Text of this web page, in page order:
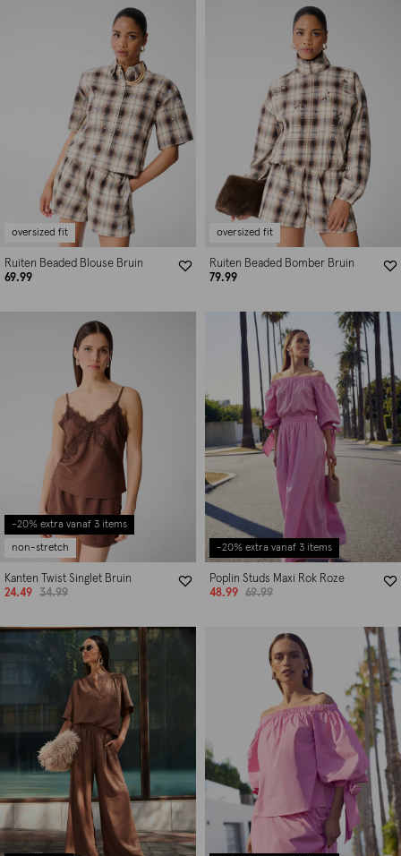
oversized fit
Ruiten Beaded Blouse Bruin
69.99
oversized fit
Ruiten Beaded Bomber Bruin
79.99
-20% extra vanaf 3 items
non-stretch
Kanten Twist Singlet Bruin
24.49
34.99
-20% extra vanaf 3 items
Poplin Studs Maxi Rok Roze
48.99
69.99